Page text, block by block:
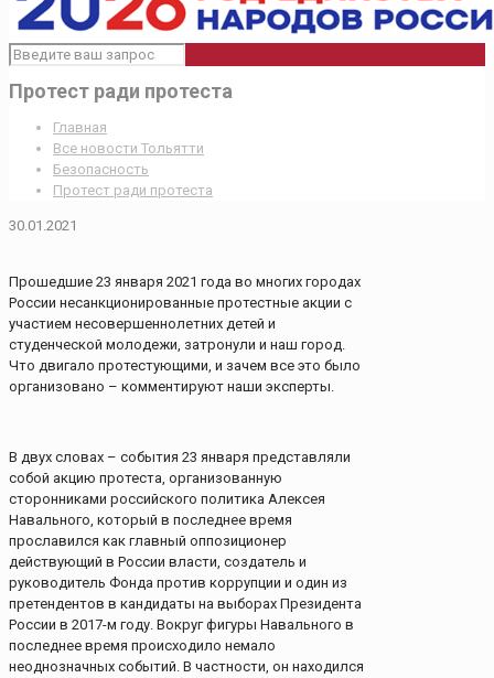
Протест ради протеста
Главная
Все новости Тольятти
Безопасность
Протест ради протеста
30.01.2021
Прошедшие 23 января 2021 года во многих городах
России несанкционированные протестные акции с
участием несовершеннолетних детей и
студенческой молодежи, затронули и наш город.
Что двигало протестующими, и зачем все это было
организовано – комментируют наши эксперты.
В двух словах – события 23 января представляли
собой акцию протеста, организованную
сторонниками российского политика Алексея
Навального, который в последнее время
прославился как главный оппозиционер
действующий в России власти, создатель и
руководитель Фонда против коррупции и один из
претендентов в кандидаты на выборах Президента
России в 2017-м году. Вокруг фигуры Навального в
последнее время происходило немало
неоднозначных событий. В частности, он находился